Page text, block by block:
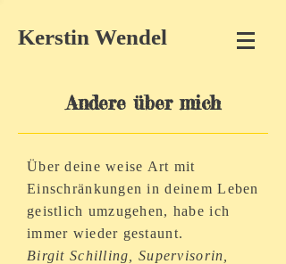
Kerstin Wendel
Andere über mich
Über deine weise Art mit
Einschränkungen in deinem Leben
geistlich umzugehen, habe ich
immer wieder gestaunt.
Birgit Schilling, Supervisorin,